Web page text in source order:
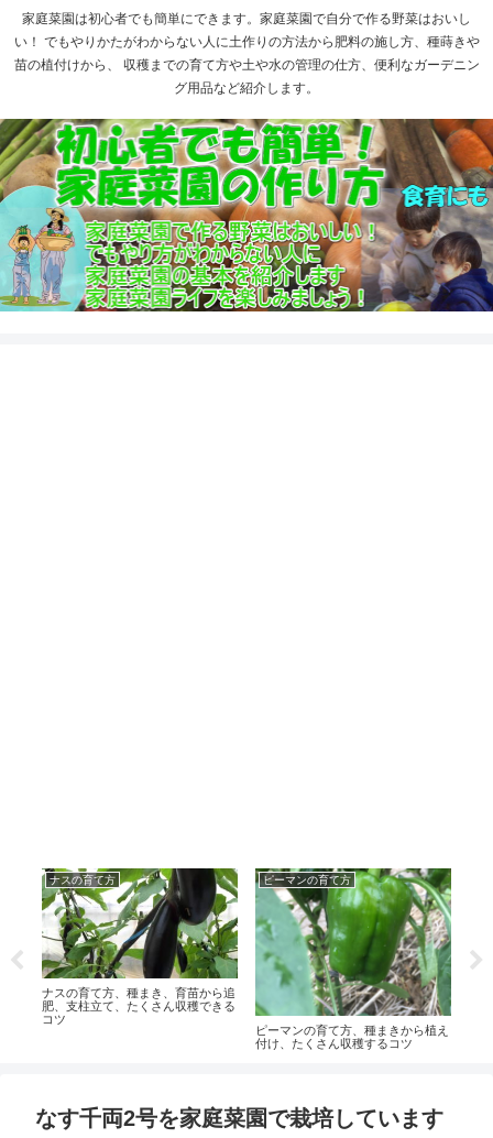
家庭菜園は初心者でも簡単にできます。家庭菜園で自分で作る野菜はおいし
い！ でもやりかたがわからない人に土作りの方法から肥料の施し方、種蒔きや
苗の植付けから、 収穫までの育て方や土や水の管理の仕方、便利なガーデニン
グ用品など紹介します。
ナスの育て方
ナスの育て方、種まき、育苗から追
肥、支柱立て、たくさん収穫できる
コツ
ピーマンの育て方
ピーマンの育て方、種まきから植え
付け、たくさん収穫するコツ
なす千両2号を家庭菜園で栽培しています